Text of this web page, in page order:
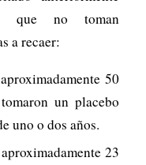
que no toman
a recaer:
50
un placebo
uno o dos años.
23